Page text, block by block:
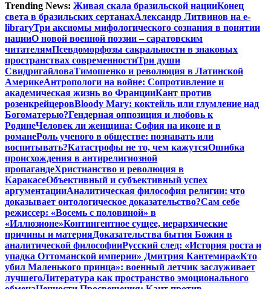
Trending News: Живая скала бразильской нацииКонец
света в бразильских сертанахАлександр Литвинов на e-
libraryТри аксиомы мифологического сознания в понятии
нацииО новой военной поэзии – саратовским
читателямПсевдоморфозы сакральности в знаковых
пространствах современностиТри души
СвидригайловаТимошенко и революция в Латинской
АмерикеАнтропологи на войне: Сопротивление и
академическая жизнь во ФранцииКант против
розенкрейцеровBloody Mary: коктейль или глумление над
Богоматерью?Гендерная оппозиция и любовь к
РодинеЧеловек ли женщина: София на иконе и в
романеРоль ученого в обществе: познавать или
воспитывать?Катастрофы не то, чем кажутсяОшибка
происхождения в антирелигиозной
пропагандеХристианство и революция в
КаракасеОбъективный и субъективный успех
аргументацииАналитическая философия религии: что
доказывает онтологическое доказательство?Сам себе
режиссер: «Восемь с половиной» в
«Иллюзионе»Контингентное сущее, иерархические
причины и материяДоказательства бытия Божия в
аналитической философииРусский след: «История роста и
упадка Оттоманской империи» Дмитрия Кантемира«Кто
убил Маленького принца»: военный летчик заслуживает
лучшегоЛитература как пространство эмоционального